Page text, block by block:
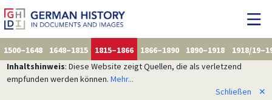
1500–1648 1648–1815 1815–1866 1866–1890 1890–1918
1918/
Inhaltshinweis: Diese Website zeigt Quellen, die als verletzend
empfunden werden können. Mehr...
Schließen
✕